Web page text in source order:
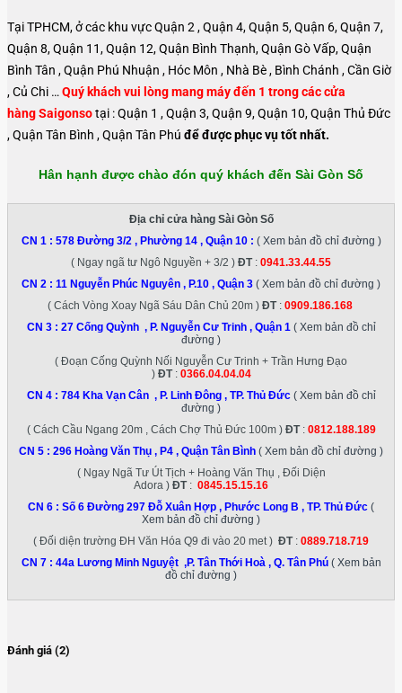
Tại TPHCM, ở các khu vực Quận 2 , Quận 4, Quận 5, Quận 6, Quận 7,
Quận 8, Quận 11, Quận 12, Quận Bình Thạnh, Quận Gò Vấp, Quận
Bình Tân , Quận Phú Nhuận , Hóc Môn , Nhà Bè , Bình Chánh , Cần Giờ
, Củ Chi …Quý khách vui lòng mang máy đến 1 trong các cửa
hàng Saigonsotại : Quận 1 , Quận 3, Quận 9, Quận 10, Quận Thủ Đức
, Quận Tân Bình , Quận Tân Phú để được phục vụ tốt nhất.
Hân hạnh được chào đón quý khách đến Sài Gòn Số
Địa chỉ cửa hàng Sài Gòn Số
CN 1 : 578 Đường 3/2 , Phường 14 , Quận 10: ( Xem bản đồ chỉ đường )
( Ngay ngã tư Ngô Nguyền + 3/2 ) ĐT: 0941.33.44.55
CN 2 : 11 Nguyễn Phúc Nguyên , P.10 , Quận 3 ( Xem bản đồ chỉ đường )
( Cách Vòng Xoay Ngã Sáu Dân Chủ 20m ) ĐT: 0909.186.168
CN 3 : 27 Cống Quỳnh , P. Nguyễn Cư Trinh , Quận 1 ( Xem bản đồ chỉ
đường )
( Đoạn Cống Quỳnh Nối Nguyễn Cư Trinh + Trần Hưng Đạo
) ĐT: 0366.04.04.04
CN 4 : 784 Kha Vạn Cân , P. Linh Đông , TP. Thủ Đức( Xem bản đồ chỉ
đường )
( Cách Cầu Ngang 20m , Cách Chợ Thủ Đức 100m ) ĐT: 0812.188.189
CN 5 : 296 Hoàng Văn Thụ , P4 , Quận Tân Bình ( Xem bản đồ chỉ đường )
( Ngay Ngã Tư Út Tịch + Hoàng Văn Thụ , Đối Diện
Adora ) ĐT: 0845.15.15.16
CN 6 : Số 6 Đường 297 Đỗ Xuân Hợp , Phước Long B , TP. Thủ Đức (
Xem bản đồ chỉ đường )
( Đối diện trường ĐH Văn Hóa Q9 đi vào 20 met ) ĐT: 0889.718.719
CN 7 : 44a Lương Minh Nguyệt ,P. Tân Thới Hoà , Q. Tân Phú ( Xem bản
đồ chỉ đường )
Đánh giá (2)